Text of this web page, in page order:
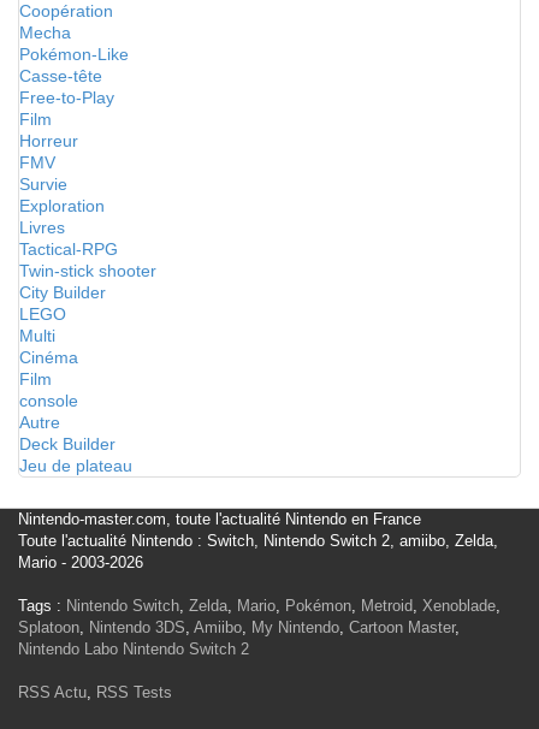
Coopération
Mecha
Pokémon-Like
Casse-tête
Free-to-Play
Film
Horreur
FMV
Survie
Exploration
Livres
Tactical-RPG
Twin-stick shooter
City Builder
LEGO
Multi
Cinéma
Film
console
Autre
Deck Builder
Jeu de plateau
Nintendo-master.com, toute l'actualité Nintendo en France
Toute l'actualité Nintendo : Switch, Nintendo Switch 2, amiibo, Zelda,
Mario - 2003-2026
Tags : Nintendo Switch, Zelda, Mario, Pokémon, Metroid, Xenoblade,
Splatoon, Nintendo 3DS, Amiibo, My Nintendo, Cartoon Master,
Nintendo Labo Nintendo Switch 2
RSS Actu, RSS Tests